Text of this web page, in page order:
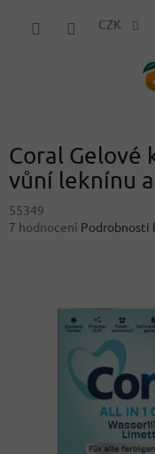
CZK
Coral Gelové
vůní leknínu
55349
Průměrné
7 hodnocení Podrobnosti